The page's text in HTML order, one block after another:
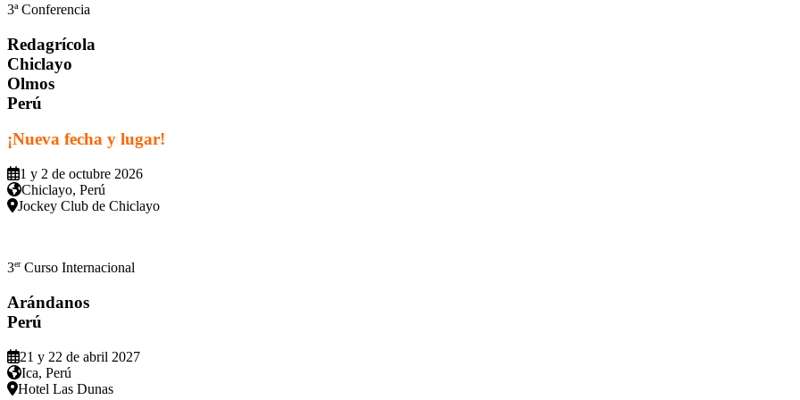
3ª Conferencia
Redagrícola
Chiclayo
Olmos
Perú
¡Nueva fecha y lugar!
1 y 2 de octubre 2026
Chiclayo, Perú
Jockey Club de Chiclayo
3erCurso Internacional
Arándanos
Perú
21 y 22 de abril 2027
Ica, Perú
Hotel Las Dunas